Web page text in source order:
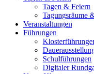
Tagen & Feiern
Tagungsräume
Veranstaltungen
Führungen
Schulführungen
Digitaler